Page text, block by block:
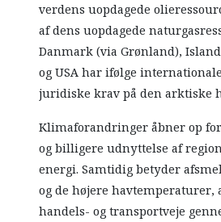
verdens uopdagede
af dens uopdagede
Danmark (via Grønland),
og USA har ifølge
juridiske krav på den arktiske
Klimaforandringer åbner op
og billigere udnyttelse af
energi. Samtidig betyder
og de højere havtemperaturer,
handels- og transportveje